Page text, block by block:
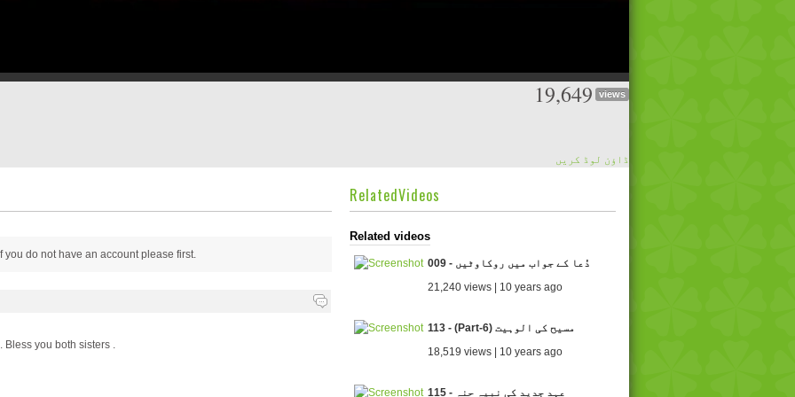
19,649 views
ڈاؤن لوڈ کریں
you do not have an account please first.
you both sisters .
RelatedVideos
Related videos
009 - دُعا کے جواب میں روکاوٹیں
21,240 views | 10 years ago
113 - (Part-6) مسیح کی الوہیت
18,519 views | 10 years ago
115 - عہد جدید کی نبیہ حنہ